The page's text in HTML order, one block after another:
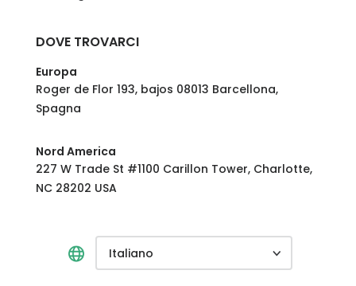
DOVE TROVARCI
Europa
Roger de Flor 193, bajos 08013 Barcellona,
Spagna
Nord America
227 W Trade St #1100 Carillon Tower, Charlotte,
NC 28202 USA
Italiano